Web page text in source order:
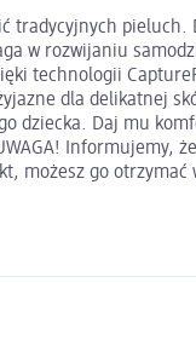
pieluch.
w rozwijaniu
technologii
dla delikatnej
dziecka. Daj mu
Informujemy,
możesz go